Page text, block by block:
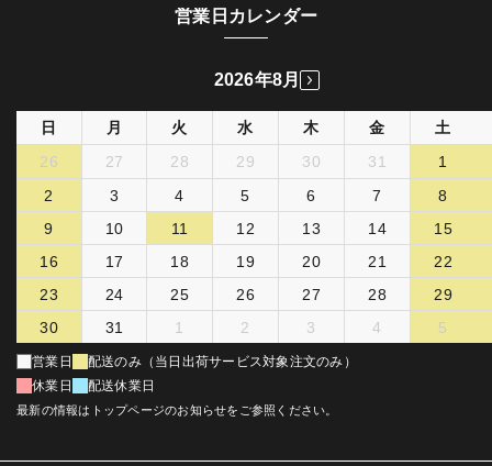
営業日カレンダー
2026年8月
日 月 火 水 木 金
土
26
27 28 29 30 31
1
2
3 4 5 6 7
8
9
10 11 12 13 14
15
16
17 18 19 20 21
22
23
24 25 26 27 28
29
30
31 1 2 3 4 5
営業日
配送のみ（当日出荷サービス対象注文のみ）
休業日
配送休業日
最新の情報はトップページのお知らせをご参照ください。